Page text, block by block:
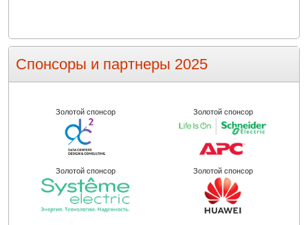
Спонсоры и партнеры 2025
Золотой спонсор Золотой спонсор
Золотой спонсор Золотой спонсор